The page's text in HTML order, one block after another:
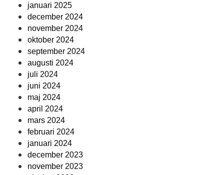
januari 2025
december 2024
november 2024
oktober 2024
september 2024
augusti 2024
juli 2024
juni 2024
maj 2024
april 2024
mars 2024
februari 2024
januari 2024
december 2023
november 2023